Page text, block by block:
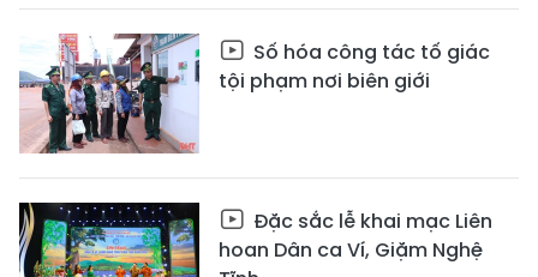
Số hóa công tác tố giác
tội phạm nơi biên giới
Đặc sắc lễ khai mạc Liên
hoan Dân ca Ví, Giặm Nghệ